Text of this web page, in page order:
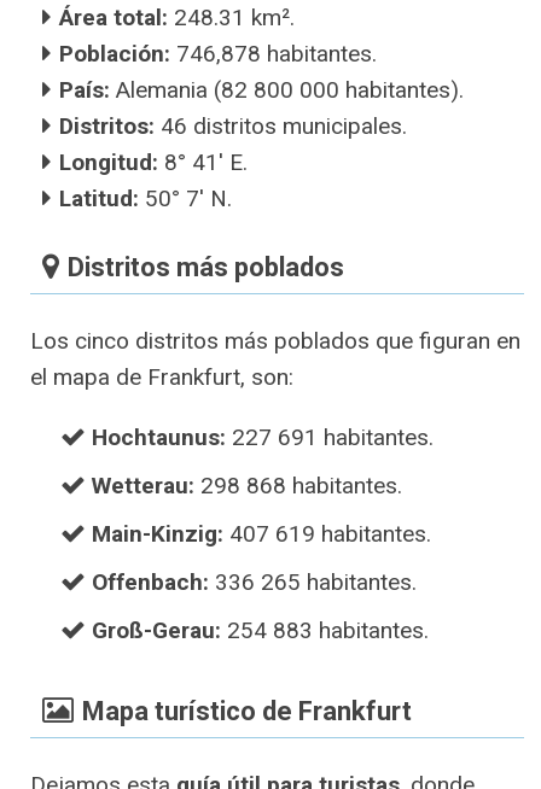
Área total: 248.31 km².
Población: 746,878 habitantes.
País: Alemania (82 800 000 habitantes).
Distritos: 46 distritos municipales.
Longitud: 8° 41′ E.
Latitud: 50° 7′ N.
Distritos más poblados
Los cinco distritos más poblados que figuran en
el mapa de Frankfurt, son:
Hochtaunus: 227 691 habitantes.
Wetterau: 298 868 habitantes.
Main-Kinzig: 407 619 habitantes.
Offenbach: 336 265 habitantes.
Groß-Gerau: 254 883 habitantes.
Mapa turístico de Frankfurt